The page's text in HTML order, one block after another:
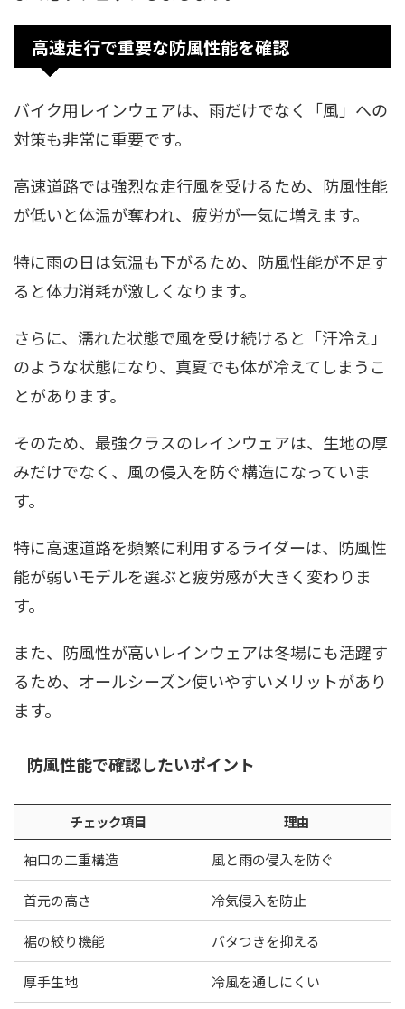
高速走行で重要な防風性能を確認
バイク用レインウェアは、雨だけでなく「風」への
対策も非常に重要です。
高速道路では強烈な走行風を受けるため、防風性能
が低いと体温が奪われ、疲労が一気に増えます。
特に雨の日は気温も下がるため、防風性能が不足す
ると体力消耗が激しくなります。
さらに、濡れた状態で風を受け続けると「汗冷え」
のような状態になり、真夏でも体が冷えてしまうこ
とがあります。
そのため、最強クラスのレインウェアは、生地の厚
みだけでなく、風の侵入を防ぐ構造になっていま
す。
特に高速道路を頻繁に利用するライダーは、防風性
能が弱いモデルを選ぶと疲労感が大きく変わりま
す。
また、防風性が高いレインウェアは冬場にも活躍す
るため、オールシーズン使いやすいメリットがあり
ます。
防風性能で確認したいポイント
チェック項目
理由
袖口の二重構造
風と雨の侵入を防ぐ
首元の高さ 冷気侵入を防止
裾の絞り機能 バタつきを抑える
厚手生地 冷風を通しにくい